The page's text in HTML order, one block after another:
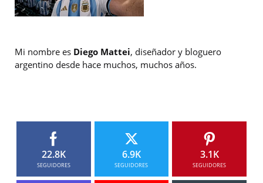
Mi nombre es Diego Mattei, diseñador y bloguero
argentino desde hace muchos, muchos años.
22.8K
SEGUIDORES
6.9K
SEGUIDORES
3.1K
SEGUIDORES